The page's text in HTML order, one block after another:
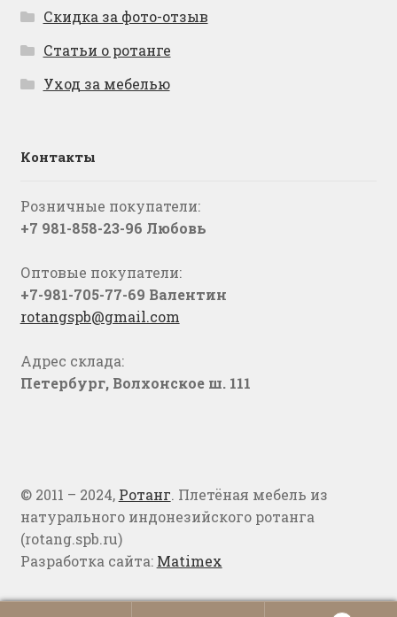
Скидка за фото-отзыв
Статьи о ротанге
Уход за мебелью
Контакты
Розничные покупатели:
+7 981-858-23-96 Любовь
Оптовые покупатели:
+7-981-705-77-69 Валентин
rotangspb@gmail.com
Адрес склада:
Петербург, Волхонское ш. 111
© 2011 – 2024, Ротанг. Плетёная мебель из
натурального индонезийского ротанга
(rotang.spb.ru)
Разработка сайта: Matimex